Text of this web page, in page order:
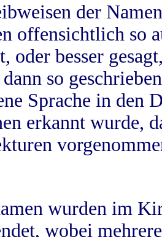
der
offensichtlich so
oder besser
dann so
Sprache in
erkannt wurde,
wurden im
wobei